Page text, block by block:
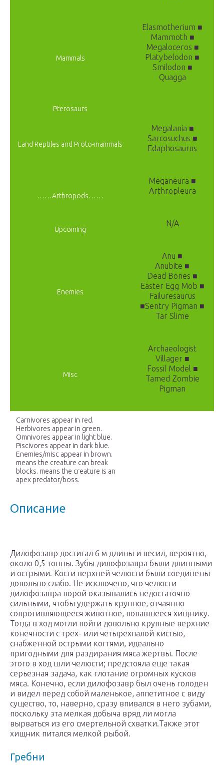
Mammals
Elasmotherium ■
Mammoth ■
Megaloceros ■
Platybelodon ■
Smilodon ■
Quagga
Pterosaurs
Land Reptiles and Proto-mammals
Megalania ■
Sarcosuchus ■
Edaphosaurus
……Arthropods……
Meganeura ■
Arthropleura
Upcoming
N/A
Enemies
Anu ■
Anubite ■
Dead Bones ■
Easter Egg Mob ■
Failuresaurus
■Sentry Pigman ■
Tar Slime
Misc
Archaeologist
Villager ■
Fossil Model ■
Tamed Zombie
Pigman
Carnivores appear in red.
Herbivores appear in green.
Omnivores appear in light blue.
Piscivores appear in dark blue.
Enemies/misc appear in brown.
means the creature can break
blocks. means the creature is an
apex predator/boss.
Описание
Дилофозавр достигал 6 м длины и весил, вероятно,
около 0,5 тонны. Зубы дилофозавра были длинными
и острыми. Кости верхней челюсти были соединены
довольно слабо. Не исключено, что челюсти
дилофозавра порой оказывались недостаточно
сильными, чтобы удержать крупное, отчаянно
сопротивляющееся животное, попавшееся хищнику.
Тогда в ход могли пойти довольно крупные верхние
конечности с трех- или четырехпалой кистью,
снабженной острыми когтями, идеально
пригодными для раздирания мяса жертвы. После
этого в ход шли челюсти; предстояла еще такая
серьезная задача, как глотание огромных кусков
мяса. Конечно, если дилофозавр был очень голоден
и видел перед собой маленькое, аппетитное с виду
существо, то, наверно, сразу впивался в него зубами,
поскольку эта мелкая добыча вряд ли могла
вырваться из его смертельной схватки.Также этот
хищник питался мелкой рыбой.
Гребни